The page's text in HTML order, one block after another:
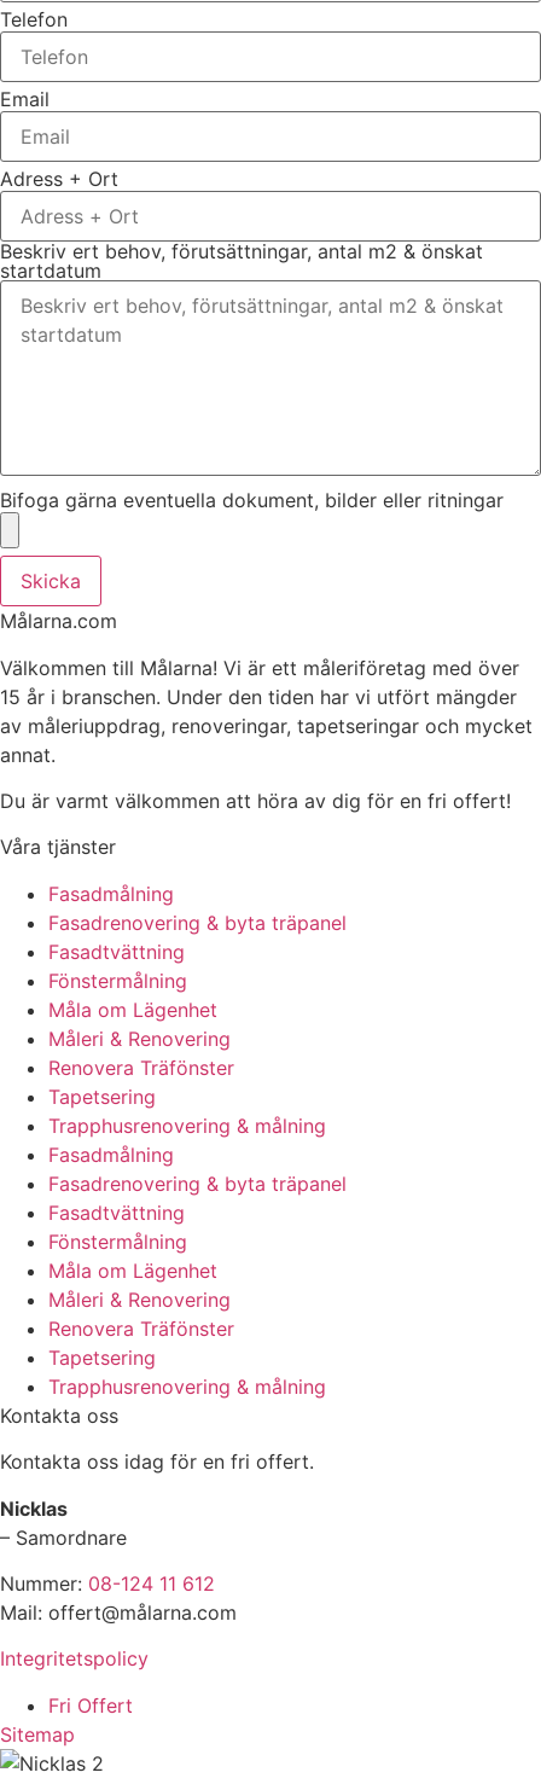
Telefon
Email
Adress + Ort
Beskriv ert behov, förutsättningar, antal m2 & önskat
startdatum
Bifoga gärna eventuella dokument, bilder eller ritningar
Skicka
Målarna.com
Välkommen till Målarna! Vi är ett måleriföretag med över
15 år i branschen. Under den tiden har vi utfört mängder
av måleriuppdrag, renoveringar, tapetseringar och mycket
annat.
Du är varmt välkommen att höra av dig för en fri offert!
Våra tjänster
Fasadmålning
Fasadrenovering & byta träpanel
Fasadtvättning
Fönstermålning
Måla om Lägenhet
Måleri & Renovering
Renovera Träfönster
Tapetsering
Trapphusrenovering & målning
Fasadmålning
Fasadrenovering & byta träpanel
Fasadtvättning
Fönstermålning
Måla om Lägenhet
Måleri & Renovering
Renovera Träfönster
Tapetsering
Trapphusrenovering & målning
Kontakta oss
Kontakta oss idag för en fri offert.
Nicklas
– Samordnare
Nummer: 08-124 11 612
Mail: offert@målarna.com
Integritetspolicy
Fri Offert
Sitemap